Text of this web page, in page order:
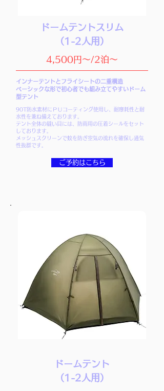
ドームテントスリム
（1-2人用）
4,500円～/2泊～
インナーテントとフライシートの二重構造
ベーシックな形で初心者でも組み立てやすいドーム
型テント
90T防水素材にＰＵコーティング使用し、耐摩耗性と耐
水性を兼ね備えております。
テント全体の縫い目には、防雨用の圧着シールをセット
しております。
メッシュスクリーンで蚊を防ぎ空気の流れを確保し通気
性抜群です。
ご予約はこちら
ドームテント
（1-2人用）